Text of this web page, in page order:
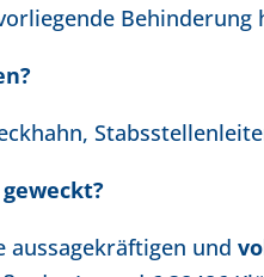
aussagekräftigen und